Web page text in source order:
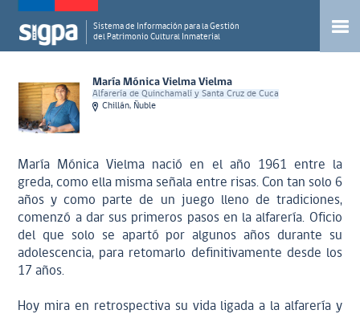
Sistema de Información para la Gestión
del Patrimonio Cultural Inmaterial
María Mónica Vielma Vielma
Alfarería de Quinchamalí y Santa Cruz de Cuca
Chillán, Ñuble
María Mónica Vielma nació en el año 1961 entre la
greda, como ella misma señala entre risas. Con tan solo 6
años y como parte de un juego lleno de tradiciones,
comenzó a dar sus primeros pasos en la alfarería. Oficio
del que solo se apartó por algunos años durante su
adolescencia, para retomarlo definitivamente desde los
17 años.
Hoy mira en retrospectiva su vida ligada a la alfarería y